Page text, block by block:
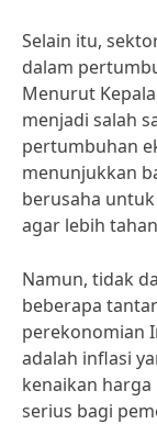
Selain itu,
dalam
Menurut
menjadi salah
pertumbuhan
menunjukkan
berusaha
agar lebih
Namun, tidak
beberapa
perekonomian
adalah inflasi
kenaikan
serius bagi